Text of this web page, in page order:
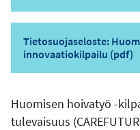
Tietosuojaseloste:
innovaatiokilpailu (pdf)
Huomisen hoivatyö -
tulevaisuus